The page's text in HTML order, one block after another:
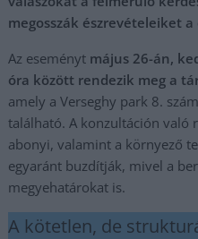
megosszák észrevételeiket a
Az eseményt május 26-án,
óra között rendezik meg a
amely a Verseghy park 8.
található. A konzultáción való
abonyi, valamint a környező
egyaránt buzdítják, mivel a
megyehatárokat is.
A kötetlen, de